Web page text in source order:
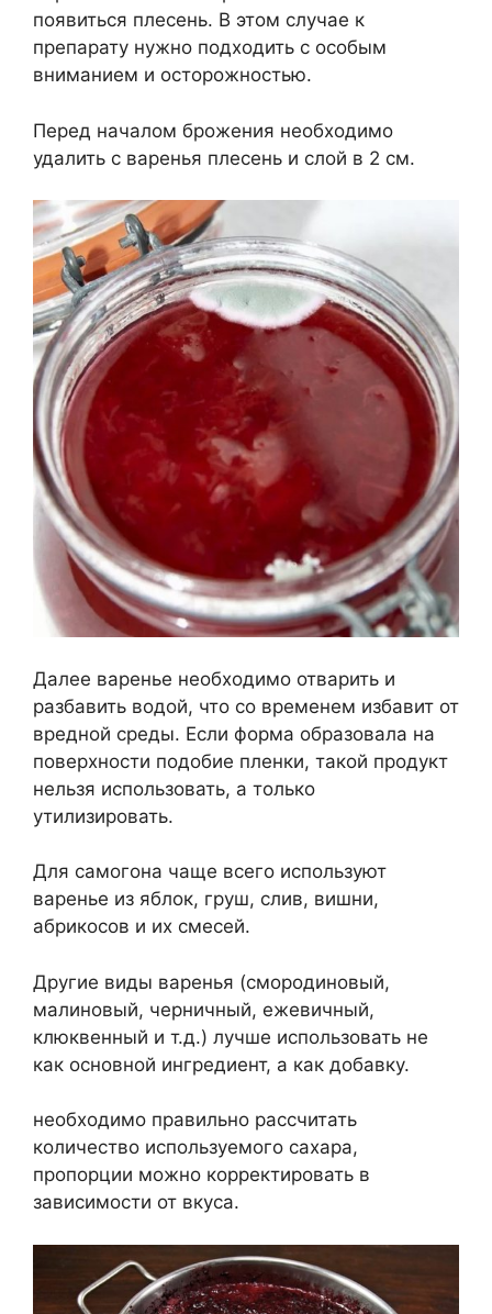
появиться плесень. В этом случае к
препарату нужно подходить с особым
вниманием и осторожностью.
Перед началом брожения необходимо
удалить с варенья плесень и слой в 2 см.
Далее варенье необходимо отварить и
разбавить водой, что со временем избавит от
вредной среды. Если форма образовала на
поверхности подобие пленки, такой продукт
нельзя использовать, а только
утилизировать.
Для самогона чаще всего используют
варенье из яблок, груш, слив, вишни,
абрикосов и их смесей.
Другие виды варенья (смородиновый,
малиновый, черничный, ежевичный,
клюквенный и т.д.) лучше использовать не
как основной ингредиент, а как добавку.
необходимо правильно рассчитать
количество используемого сахара,
пропорции можно корректировать в
зависимости от вкуса.